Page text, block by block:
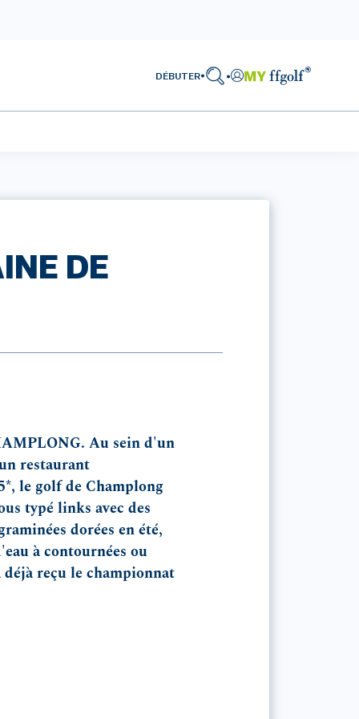
DÉBUTER
DE
Au sein d'un
restaurant
le golf de Champlong
typé links avec des
dorées en été,
à contournées ou
reçu le championnat